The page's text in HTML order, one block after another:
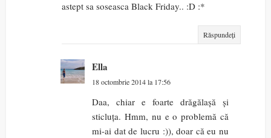
astept sa soseasca Black Friday.. :D :*
Răspundeți
Ella
18 octombrie 2014 la 17:56
Daa, chiar e foarte drăgălașă și
sticluța. Hmm, nu e o problemă că
mi-ai dat de lucru :)), doar că eu nu